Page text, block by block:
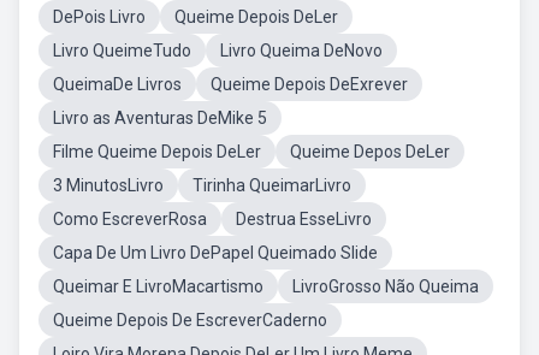
DePois Livro
Queime Depois DeLer
Livro QueimeTudo
Livro Queima DeNovo
QueimaDe Livros
Queime Depois DeExrever
Livro as Aventuras DeMike 5
Filme Queime Depois DeLer
Queime Depos DeLer
3 MinutosLivro
Tirinha QueimarLivro
Como EscreverRosa
Destrua EsseLivro
Capa De Um Livro DePapel Queimado Slide
Queimar E LivroMacartismo
LivroGrosso Não Queima
Queime Depois De EscreverCaderno